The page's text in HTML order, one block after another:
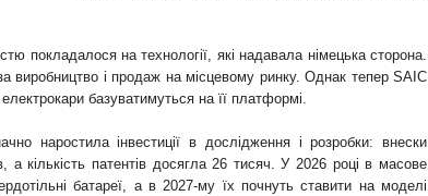
покладалося на технології, які надавала німецька сторона.
виробництво і продаж на місцевому ринку. Однак тепер SAIC
базуватимуться на її платформі.
наростила інвестиції в дослідження і розробки: внески
а кількість патентів досягла 26 тисяч. У 2026 році в масове
батареї, а в 2027-му їх почнуть ставити на моделі